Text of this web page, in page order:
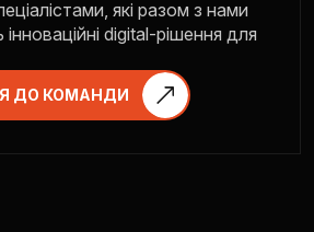
які разом з нами
digital-рішення для
ДО КОМАНДИ